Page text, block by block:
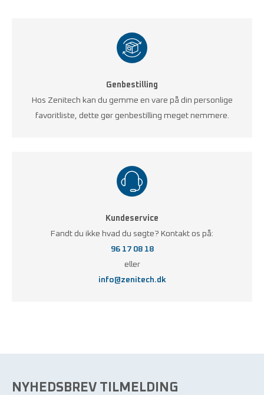
Genbestilling
Hos Zenitech kan du gemme en vare på din personlige
favoritliste, dette gør genbestilling meget nemmere.
Kundeservice
Fandt du ikke hvad du søgte? Kontakt os på:
96 17 08 18
eller
info@zenitech.dk
NYHEDSBREV TILMELDING